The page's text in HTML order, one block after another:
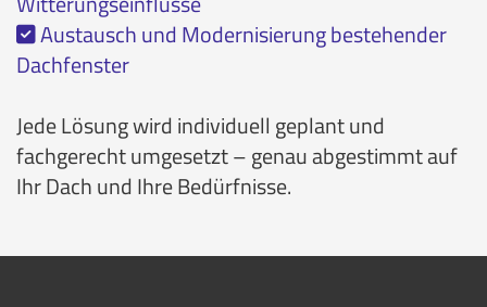
Austausch und Modernisierung bestehender
Dachfenster
Jede Lösung wird individuell geplant und
fachgerecht umgesetzt – genau abgestimmt auf
Ihr Dach und Ihre Bedürfnisse.